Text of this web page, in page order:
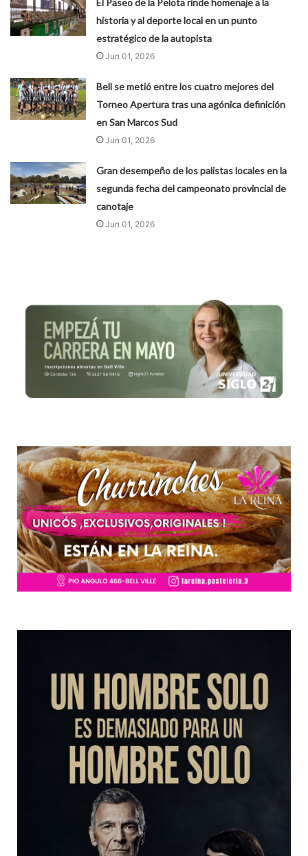
historia y al deporte local en un punto
estratégico de la autopista
Jun 01, 2026
Bell se metió entre los cuatro mejores del
Torneo Apertura tras una agónica definición
en San Marcos Sud
Jun 01, 2026
Gran desempeño de los palistas locales en la
segunda fecha del campeonato provincial de
canotaje
Jun 01, 2026